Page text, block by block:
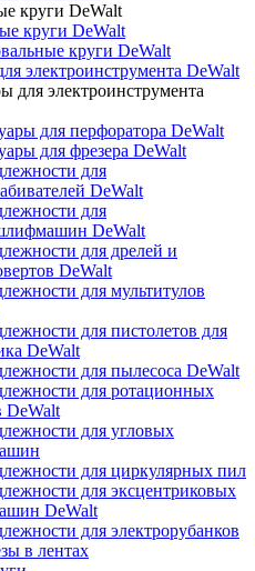
круги DeWalt
круги DeWalt
круги DeWalt
электроинструмента DeWalt
для электроинструмента
для перфоратора DeWalt
для фрезера DeWalt
для
DeWalt
для
DeWalt
для дрелей и
DeWalt
для мультитулов
для пистолетов для
DeWalt
для пылесоса DeWalt
для ротационных
DeWalt
для угловых
для циркулярных пил
для эксцентриковых
DeWalt
для электрорубанков
в лентах